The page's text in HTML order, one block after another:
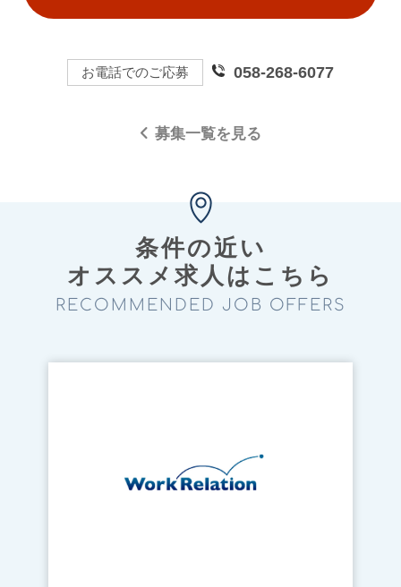
お電話でのご応募 058-268-6077
募集一覧を見る
条件の近い
オススメ求⼈はこちら
RECOMMENDED JOB OFFERS